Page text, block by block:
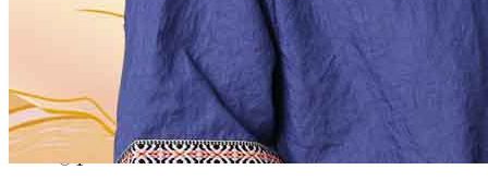
12
11 7
31
30 29 28 27 25 24
22
21 20 18 17
12
11 10 9 8 7 4
1